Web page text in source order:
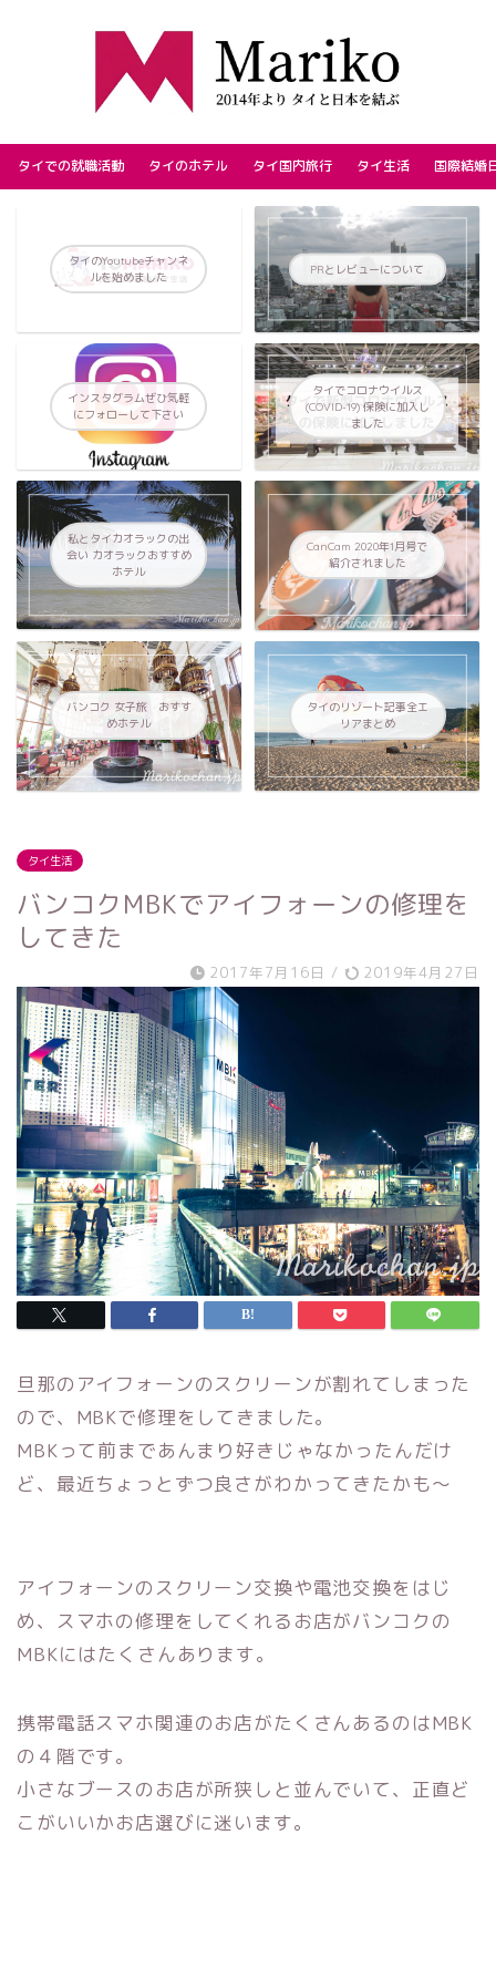
タイでの就職活動 タイのホテル タイ国内旅行 タイ生活 国際結婚
タイのYoutubeチャンネ
ルを始めました
PRとレビューについて
インスタグラムぜひ気軽
にフォローして下さい
タイでコロナウイルス
(COVID-19) 保険に加入し
ました
私とタイカオラックの出
会い カオラックおすすめ
ホテル
CanCam 2020年1月号で
紹介されました
バンコク 女子旅 おすす
めホテル
タイのリゾート記事全エ
リアまとめ
タイ生活
バンコクMBKでアイフォーンの修理を
してきた
2017年7月16日 / 2019年4月27日
旦那のアイフォーンのスクリーンが割れてしまった
ので、MBKで修理をしてきました。
MBKって前まであんまり好きじゃなかったんだけ
ど、最近ちょっとずつ良さがわかってきたかも〜
アイフォーンのスクリーン交換や電池交換をはじ
め、スマホの修理をしてくれるお店がバンコクの
MBKにはたくさんあります。
携帯電話スマホ関連のお店がたくさんあるのはMBK
の４階です。
小さなブースのお店が所狭しと並んでいて、正直ど
こがいいかお店選びに迷います。